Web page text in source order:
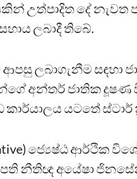
උත්පාදිත දේ
ලබාදී තිබේ.
ලබාගැනීම සඳහා
අන්තර් ජාතික
කාර්යාලය යටතේ
ජ්‍යෙෂ්ඨ ආර්ථික
නීතිඥ අයේෂා